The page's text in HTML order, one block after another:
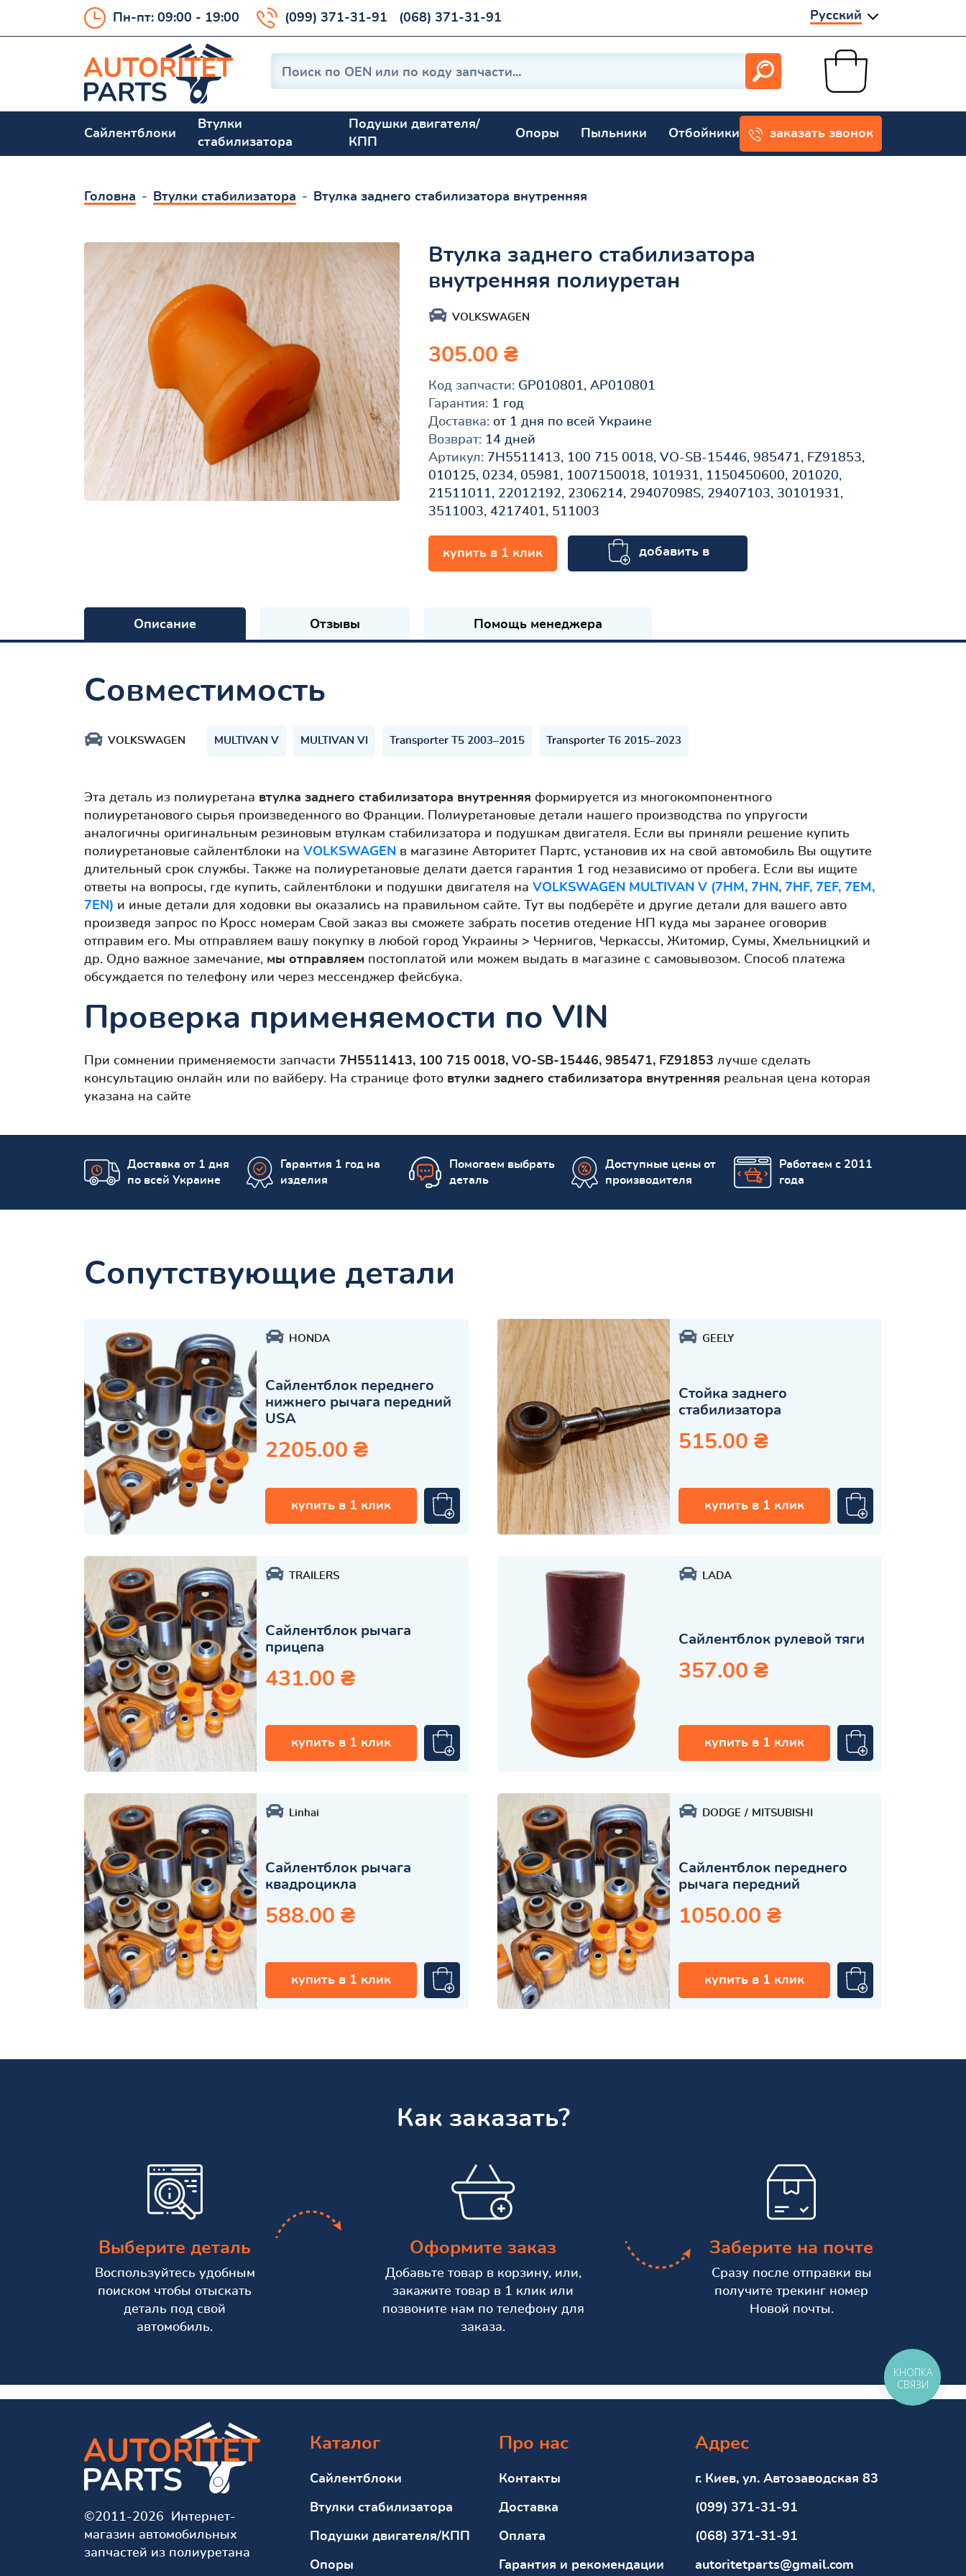
Пн-пт: 09:00 - 19:00 (099) 371-31-91 (068) 371-31-91 Русский
Сайлентблоки
Втулки
стабилизатора
Подушки двигателя/
КПП
Опоры Пыльники Отбойники заказать звонок
Головна Втулки стабилизатора Втулка заднего стабилизатора внутренняя
Втулка заднего стабилизатора
внутренняя полиуретан
VOLKSWAGEN
305.00 ₴
Код запчасти: GP010801, AP010801
Гарантия: 1 год
Доставка: от 1 дня по всей Украине
Возврат: 14 дней
Артикул: 7H5511413, 100 715 0018, VO-SB-15446, 985471, FZ91853,
010125, 0234, 05981, 1007150018, 101931, 1150450600, 201020,
21511011, 22012192, 2306214, 29407098S, 29407103, 30101931,
3511003, 4217401, 511003
купить в 1 клик
добавить в
корзину
Описание Отзывы Помощь менеджера
Совместимость
VOLKSWAGEN MULTIVAN V MULTIVAN VI Transporter T5 2003–2015 Transporter T6 2015–2023
Эта деталь из полиуретана втулка заднего стабилизатора внутренняя формируется из многокомпонентного
полиуретанового сырья произведенного во Франции. Полиуретановые детали нашего производства по упругости
аналогичны оригинальным резиновым втулкам стабилизатора и подушкам двигателя. Если вы приняли решение купить
полиуретановые сайлентблоки на VOLKSWAGEN в магазине Авторитет Партс, установив их на свой автомобиль Вы ощутите
длительный срок службы. Также на полиуретановые делати дается гарантия 1 год независимо от пробега. Если вы ищите
ответы на вопросы, где купить, сайлентблоки и подушки двигателя на VOLKSWAGEN MULTIVAN V (7HM, 7HN, 7HF, 7EF, 7EM,
7EN) и иные детали для ходовки вы оказались на правильном сайте. Тут вы подберёте и другие детали для вашего авто
произведя запрос по Кросс номерам Свой заказ вы сможете забрать посетив отедение НП куда мы заранее оговорив
отправим его. Мы отправляем вашу покупку в любой город Украины > Чернигов, Черкассы, Житомир, Сумы, Хмельницкий и
др. Одно важное замечание, мы отправляем постоплатой или можем выдать в магазине с самовывозом. Способ платежа
обсуждается по телефону или через мессенджер фейсбука.
Проверка применяемости по VIN
При сомнении применяемости запчасти 7H5511413, 100 715 0018, VO-SB-15446, 985471, FZ91853 лучше сделать
консультацию онлайн или по вайберу. На странице фото втулки заднего стабилизатора внутренняя реальная цена которая
указана на сайте
Доставка от 1 дня
по всей Украине
Гарантия 1 год на
изделия
Помогаем выбрать
деталь
Доступные цены от
производителя
Работаем с 2011
года
Сопутствующие детали
HONDA
Сайлентблок переднего
нижнего рычага передний
USA
2205.00 ₴
купить в 1 клик
GEELY
Стойка заднего
стабилизатора
515.00 ₴
купить в 1 клик
TRAILERS
Сайлентблок рычага
прицепа
431.00 ₴
купить в 1 клик
LADA
Сайлентблок рулевой тяги
357.00 ₴
купить в 1 клик
Linhai
Сайлентблок рычага
квадроцикла
588.00 ₴
купить в 1 клик
DODGE MITSUBISHI
Сайлентблок переднего
рычага передний
1050.00 ₴
купить в 1 клик
Как заказать?
Выберите деталь
Воспользуйтесь удобным
поиском чтобы отыскать
деталь под свой
автомобиль.
Оформите заказ
Добавьте товар в корзину, или,
закажите товар в 1 клик или
позвоните нам по телефону для
заказа.
Заберите на почте
Сразу после отправки вы
получите трекинг номер
Новой почты.
©2011-2026 Интернет-
магазин автомобильных
запчастей из полиуретана
Каталог
Сайлентблоки
Втулки стабилизатора
Подушки двигателя/КПП
Опоры
Про нас
Контакты
Доставка
Оплата
Гарантия и рекомендации
Адрес
г. Киев, ул. Автозаводская 83
(099) 371-31-91
(068) 371-31-91
autoritetparts@gmail.com
КНОПКА
СВЯЗИ